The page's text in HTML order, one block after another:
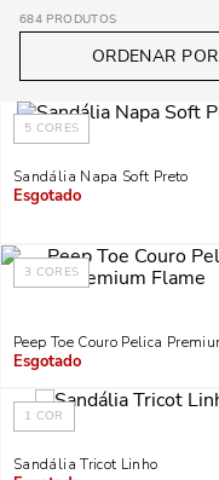
684 PRODUTOS
5 CORES
Sandália Napa Soft Preto
Indisponível
3 CORES
Peep Toe Couro Pelica
Indisponível
1 COR
Sandália Tricot Linho